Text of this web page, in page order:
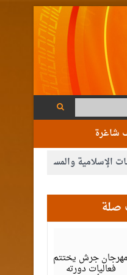
شاغرة
والمسيحية
صلة
مهرجان جرش يختتم
فعاليات دورته